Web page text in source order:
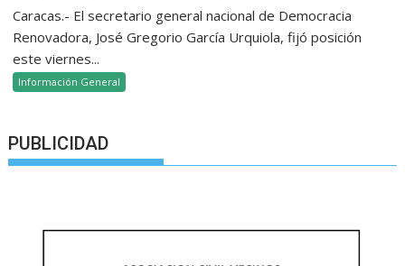
Caracas.- El secretario general nacional de Democracia
Renovadora, José Gregorio García Urquiola, fijó posición
este viernes...
Información General
PUBLICIDAD